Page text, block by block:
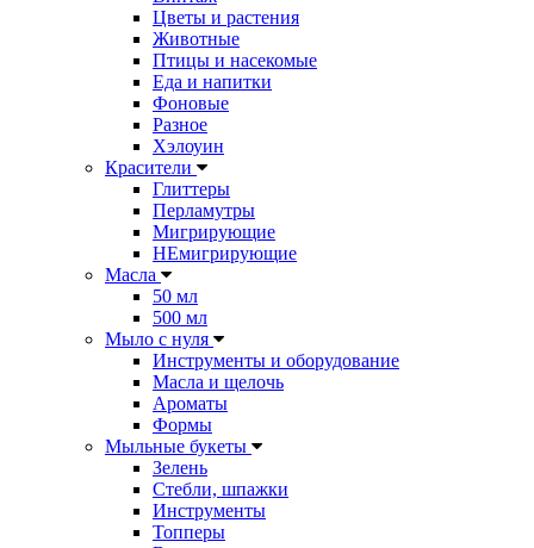
Цветы и растения
Животные
Птицы и насекомые
Еда и напитки
Фоновые
Разное
Хэлоуин
Красители
Глиттеры
Перламутры
Мигрирующие
НЕмигрирующие
Масла
50 мл
500 мл
Мыло с нуля
Инструменты и оборудование
Масла и щелочь
Ароматы
Формы
Мыльные букеты
Зелень
Стебли, шпажки
Инструменты
Топперы